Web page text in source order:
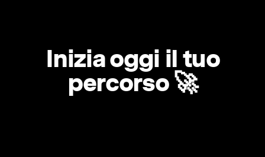
Inizia oggi il tuo
percorso 🚀